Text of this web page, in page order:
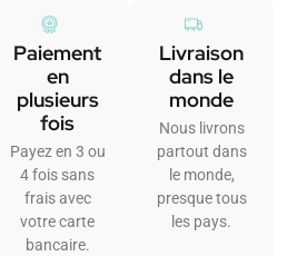
Paiement
en
plusieurs
fois
Payez en 3 ou
4 fois sans
frais avec
votre carte
bancaire.
Livraison
dans le
monde
Nous livrons
partout dans
le monde,
presque tous
les pays.